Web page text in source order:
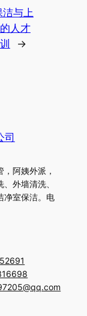
与上
人才
→
司
阿姨外派，
外墙清洗、
净室保洁。电